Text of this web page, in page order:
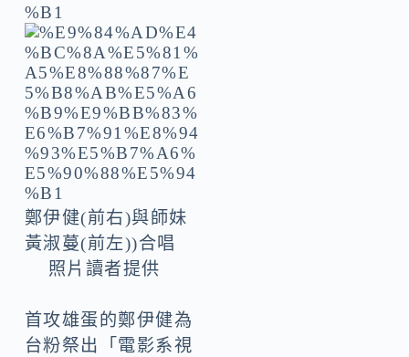
鄭伊健(前右)與師妹
黃淑蔓(前左))合唱
照片讀者提供
首攻雄蛋的鄭伊健為
台粉祭出「電影系視